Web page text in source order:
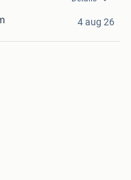
4 aug 26